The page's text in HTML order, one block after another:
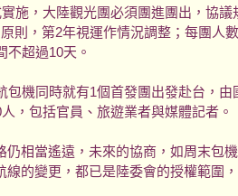
施，大陸觀光團必須團進團出，協議
則，第2年視運作情況調整；每團人
不超過10天。
包機同時就有1個首發團出發赴台，由
，包括官員、旅遊業者與媒體記者。
相當遙遠，未來的協商，如周末包
的變更，都已是陸委會的授權範圍